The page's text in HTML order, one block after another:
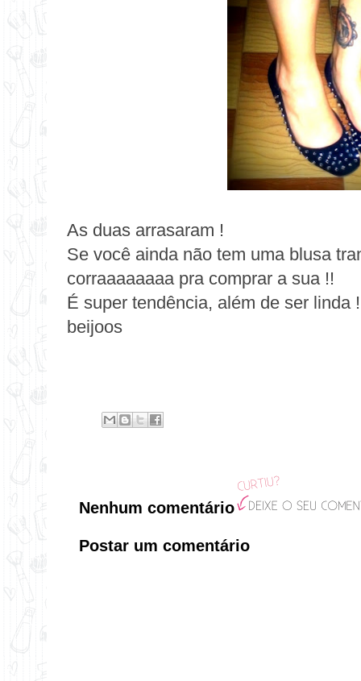
As duas arrasaram !
Se você ainda não tem uma blusa
corraaaaaaaa pra comprar a sua !!
É super tendência, além de ser linda
beijoos
Nenhum comentário
Postar um comentário